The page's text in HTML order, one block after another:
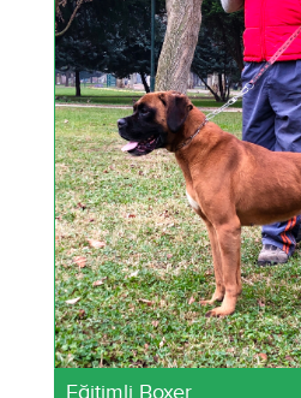
Eğitimli Boxer